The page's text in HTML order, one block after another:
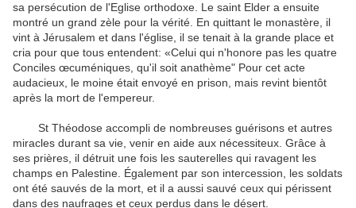
sa persécution de l'Eglise orthodoxe. Le saint Elder a ensuite
montré un grand zèle pour la vérité. En quittant le monastère, il
vint à Jérusalem et dans l'église, il se tenait à la grande place et
cria pour que tous entendent: «Celui qui n'honore pas les quatre
Conciles œcuméniques, qu'il soit anathème" Pour cet acte
audacieux, le moine était envoyé en prison, mais revint bientôt
après la mort de l'empereur.
St Théodose accompli de nombreuses guérisons et autres
miracles durant sa vie, venir en aide aux nécessiteux. Grâce à
ses prières, il détruit une fois les sauterelles qui ravagent les
champs en Palestine. Également par son intercession, les soldats
ont été sauvés de la mort, et il a aussi sauvé ceux qui périssent
dans des naufrages et ceux perdus dans le désert.